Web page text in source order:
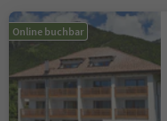
Online buchbar